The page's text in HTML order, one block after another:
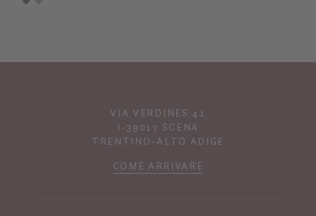
VIA VERDINES 41
I-39017 SCENA
TRENTINO-ALTO ADIGE
COME ARRIVARE